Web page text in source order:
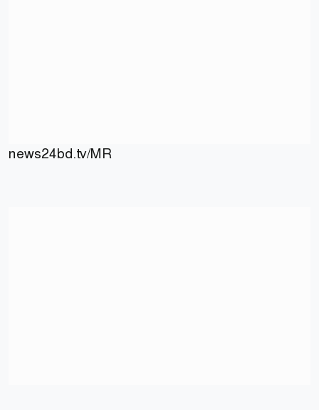
news24bd.tv/MR